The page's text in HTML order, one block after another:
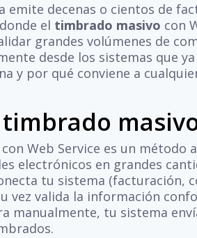
emite decenas o cientos de
el timbrado masivo con
grandes volúmenes de
desde los sistemas que
y por qué conviene a
con Web Service es un
electrónicos en grandes
tu sistema (facturación,
vez valida la información
manualmente, tu sistema